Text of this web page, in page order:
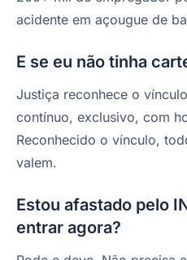
acidente em açougue de
E se eu não tinha
Justiça reconhece o
contínuo, exclusivo, com
Reconhecido o vínculo,
valem.
Estou afastado pelo
entrar agora?